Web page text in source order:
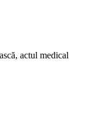
actul medical